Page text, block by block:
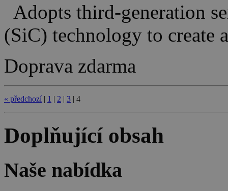
Adopts third-generation
(SiC) technology to
Doprava zdarma
« předchozí | 1 | 2 | 3 | 4
Doplňující obsah
Naše nabídka